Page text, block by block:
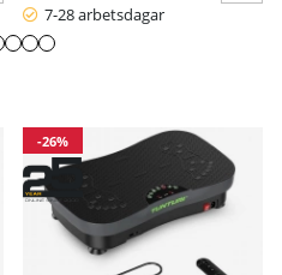
7-28 arbetsdagar
-26%